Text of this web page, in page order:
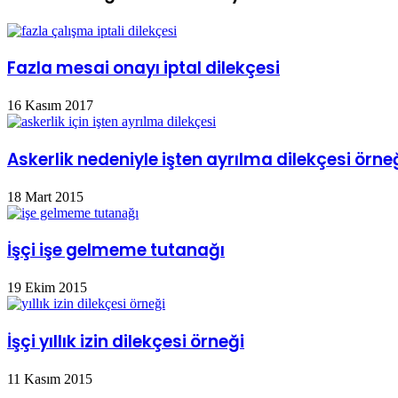
Fazla mesai onayı iptal dilekçesi
16 Kasım 2017
Askerlik nedeniyle işten ayrılma dilekçesi
18 Mart 2015
İşçi işe gelmeme tutanağı
19 Ekim 2015
İşçi yıllık izin dilekçesi örneği
11 Kasım 2015